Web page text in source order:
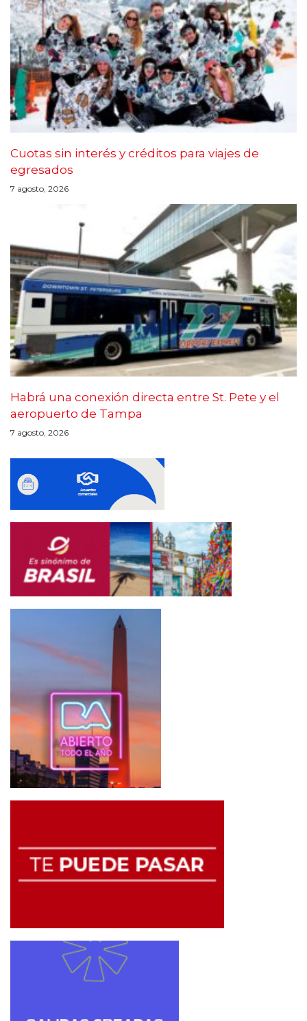
Cuotas sin interés y créditos para viajes de
egresados
7 agosto, 2026
Habrá una conexión directa entre St. Pete y el
aeropuerto de Tampa
7 agosto, 2026